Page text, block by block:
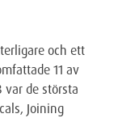
och ett
11 av
var de största
Joining